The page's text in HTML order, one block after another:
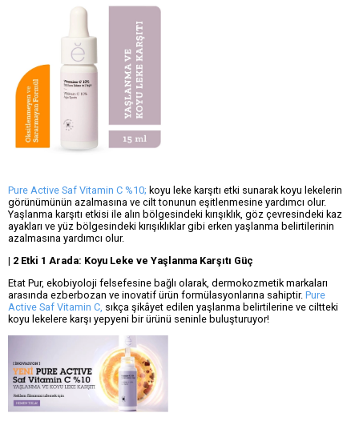
Pure Active Saf Vitamin C %10; koyu leke karşıtı etki sunarak koyu lekelerin
görünümünün azalmasına ve cilt tonunun eşitlenmesine yardımcı olur.
Yaşlanma karşıtı etkisi ile alın bölgesindeki kırışıklık, göz çevresindeki kaz
ayakları ve yüz bölgesindeki kırışıklıklar gibi erken yaşlanma belirtilerinin
azalmasına yardımcı olur.
| 2 Etki 1 Arada: Koyu Leke ve Yaşlanma Karşıtı Güç
Etat Pur, ekobiyoloji felsefesine bağlı olarak, dermokozmetik markaları
arasında ezberbozan ve inovatif ürün formülasyonlarına sahiptir. Pure
Active Saf Vitamin C, sıkça şikâyet edilen yaşlanma belirtilerine ve ciltteki
koyu lekelere karşı yepyeni bir ürünü seninle buluşturuyor!